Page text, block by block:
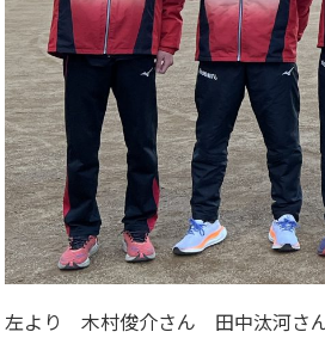
左より 木村俊介さん 田中汰河